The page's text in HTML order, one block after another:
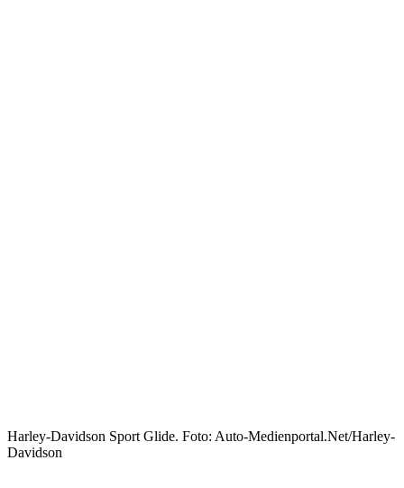
Harley-Davidson Sport Glide. Foto: Auto-Medienportal.Net/Harley-
Davidson